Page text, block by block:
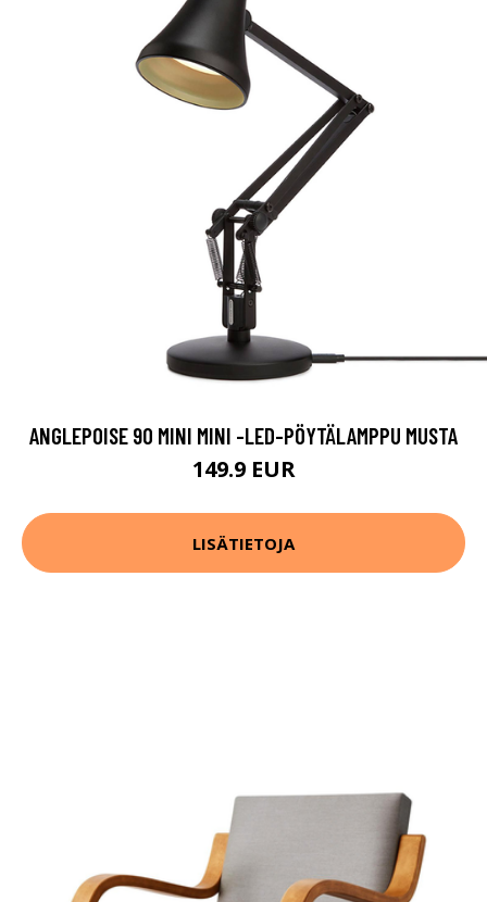
ANGLEPOISE 90 MINI MINI -LED-PÖYTÄLAMPPU MUSTA
149.9 EUR
LISÄTIETOJA